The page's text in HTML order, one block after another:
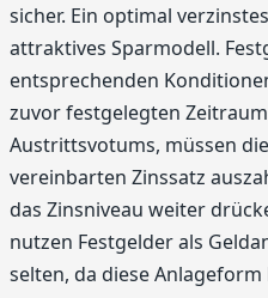
sicher. Ein optimal
attraktives Sparmodell.
entsprechenden
zuvor festgelegten
Austrittsvotums, müssen
vereinbarten Zinssatz
das Zinsniveau weiter
nutzen Festgelder als
selten, da diese